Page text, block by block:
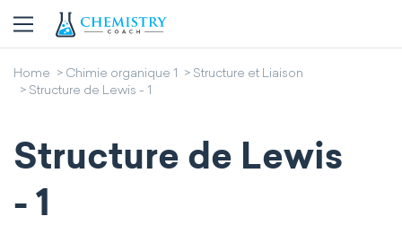
Home Chimie organique 1
Structure et Liaison
Structure de Lewis - 1
Structure de Lewis
- 1